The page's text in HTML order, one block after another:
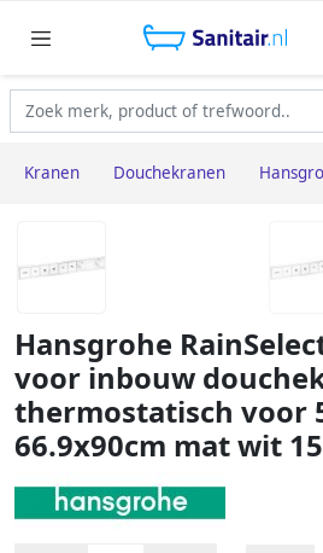
Kranen Douchekranen
Hansgrohe
voor inbouw
thermostatisch voor
66.9x90cm mat wit